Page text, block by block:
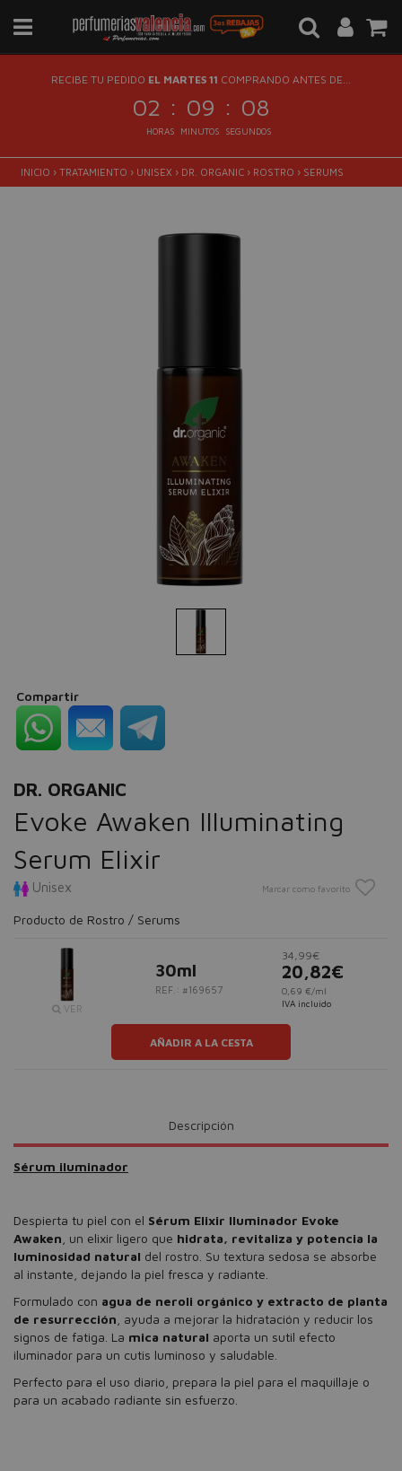
RECIBE TU PEDIDO EL MARTES 11 COMPRANDO ANTES DE...
02 : 09 : 08
HORAS MINUTOS SEGUNDOS
INICIO › TRATAMIENTO › UNISEX › DR. ORGANIC › ROSTRO › SERUMS
Compartir
DR. ORGANIC
Evoke Awaken Illuminating
Serum Elixir
Unisex Marcar como favorito
Producto de Rostro / Serums
VER
30ml
REF.: #169657
34,99€
20,82€
0,69 €/ml
IVA incluido
AÑADIR A LA CESTA
Descripción
Sérum iluminador
Despierta tu piel con el Sérum Elixir Iluminador Evoke
Awaken , un elixir ligero que hidrata, revitaliza y potencia la
luminosidad natural del rostro. Su textura sedosa se absorbe
al instante, dejando la piel fresca y radiante.
Formulado con agua de neroli orgánico y extracto de planta
de resurrección , ayuda a mejorar la hidratación y reducir los
signos de fatiga. La mica natural aporta un sutil efecto
iluminador para un cutis luminoso y saludable.
Perfecto para el uso diario, prepara la piel para el maquillaje o
para un acabado radiante sin esfuerzo.